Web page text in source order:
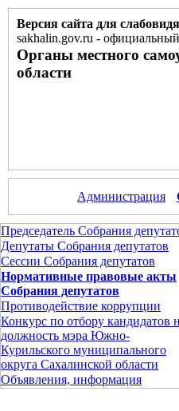
Версия сайта для
sakhalin.gov.ru - официальный
Органы местного
области
Администрация
Председатель Собрания
Депутаты Собрания депутатов
Сессии Собрания депутатов
Нормативные правовые акты
Собрания депутатов
Противодействие коррупции
Конкурс по отбору кандидатов
должность мэра Южно-
Курильского муниципального
округа Сахалинской области
Объявления, информация